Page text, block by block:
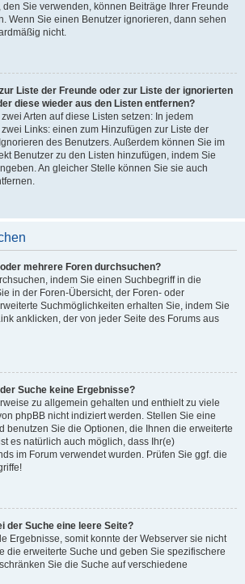
Sie verwenden, können Beiträge Ihrer Freunde
Wenn Sie einen Benutzer ignorieren, dann sehen
nicht.
Liste der Freunde oder zur Liste der ignorierten
diese wieder aus den Listen entfernen?
Arten auf diese Listen setzen: In jedem
Links: einen zum Hinzufügen zur Liste der
des Benutzers. Außerdem können Sie im
Benutzer zu den Listen hinzufügen, indem Sie
An gleicher Stelle können Sie sie auch
mehrere Foren durchsuchen?
indem Sie einen Suchbegriff in die
in der Foren-Übersicht, der Foren- oder
Suchmöglichkeiten erhalten Sie, indem Sie
anklicken, der von jeder Seite des Forums aus
Suche keine Ergebnisse?
zu allgemein gehalten und enthielt zu viele
phpBB nicht indiziert werden. Stellen Sie eine
benutzen Sie die Optionen, die Ihnen die erweiterte
es natürlich auch möglich, dass Ihr(e)
im Forum verwendet wurden. Prüfen Sie ggf. die
der Suche eine leere Seite?
Ergebnisse, somit konnte der Webserver sie nicht
die erweiterte Suche und geben Sie spezifischere
Sie die Suche auf verschiedene